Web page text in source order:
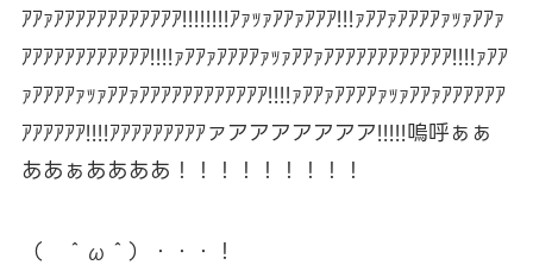
ｱｱｧｱｱｱｱｱｱｱｱｱｱｱｱ!!!!!!!!ｱｧｯｧｱｱｧｱｱｱ!!!ｧｱｱｧｱｱｱｱｧｯｧｱｱｧ
ｱｱｱｱｱｱｱｱｱｱｱｱ!!!!ｧｱｱｧｱｱｱｱｧｯｧｱｱｧｱｱｱｱｱｱｱｱｱｱｱｱ!!!!ｧｱｱ
ｧｱｱｱｱｧｯｧｱｱｧｱｱｱｱｱｱｱｱｱｱｱｱ!!!!ｧｱｱｧｱｱｱｱｧｯｧｱｱｧｱｱｱｱｱｱ
ｱｱｱｱｱｱ!!!!ｱｱｱｱｱｱｱｱｱァアアアアアアア!!!!!嗚呼ぁぁ
ああぁああああ！！！！！！！！！
（ ＾ω＾）・・・！